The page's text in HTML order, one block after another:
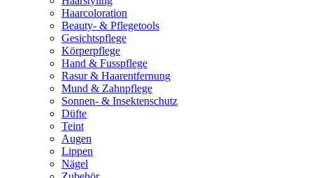
Haarcoloration
Beauty- & Pflegetools
Gesichtspflege
Körperpflege
Hand & Fusspflege
Rasur & Haarentfernung
Mund & Zahnpflege
Sonnen- & Insektenschutz
Düfte
Teint
Augen
Lippen
Nägel